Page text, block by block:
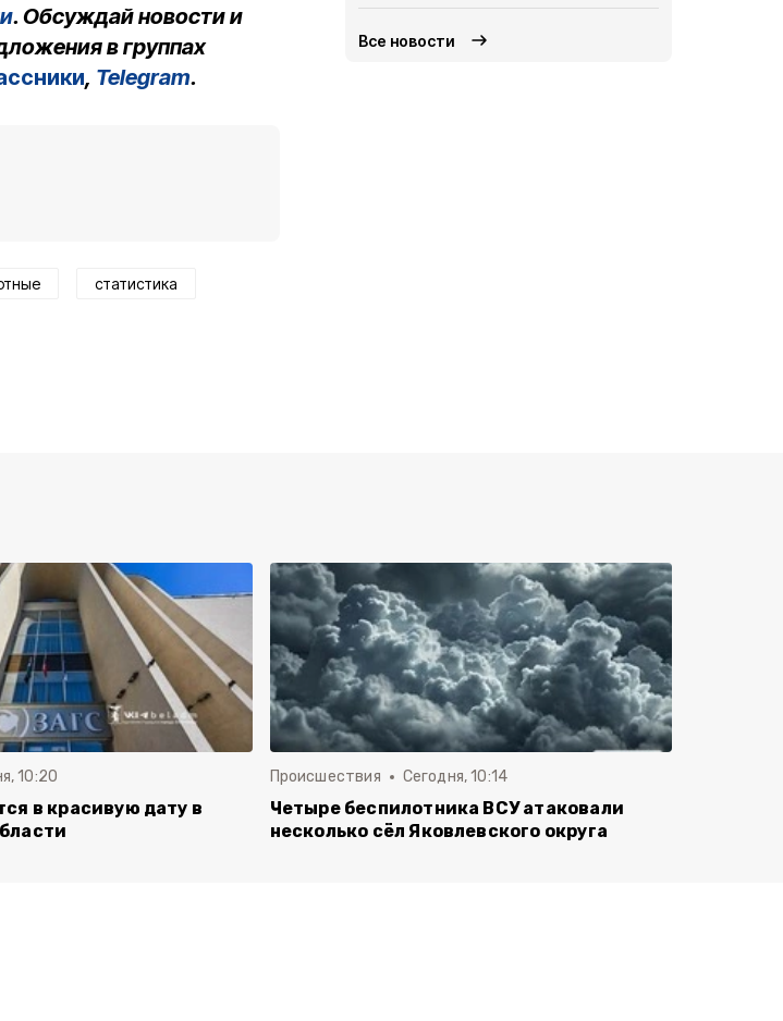
. Обсуждай новости и
в группах
, Telegram.
статистика
Все новости
10:20
в красивую дату в
Происшествия Сегодня, 10:14
Четыре беспилотника ВСУ атаковали
несколько сёл Яковлевского округа